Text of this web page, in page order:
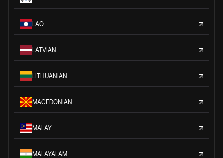
LAO
LATVIAN
LITHUANIAN
MACEDONIAN
MALAY
MALAYALAM